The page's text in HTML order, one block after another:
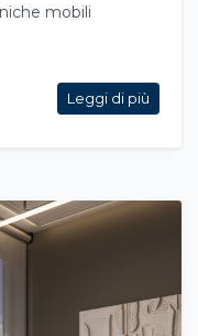
mobili
Leggi di più